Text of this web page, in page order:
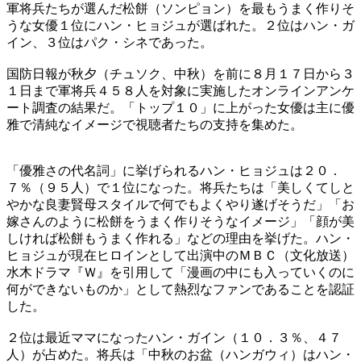
軍将兵たちが選んだ松餅（ソンピョン）を最もうまく作りそ
うな女優１位にハン・ヒョジュが選ばれた。２位はハン・ガ
イン、３位はパク・シネであった。
国防日報が秋夕（チュソク、中秋）を前に８月１７日から３
１日まで軍将兵４５８人を対象に実施したオンラインアンケ
ート調査の結果だ。「トップ１０」に上がった女優は主に優
雅で清純なイメージで視聴者たちの支持を集めた。
「優雅さの代名詞」に挙げられるハン・ヒョジュは２０．
７％（９５人）で１位になった。将兵たちは「美しくてしと
やかな良妻賢母スタイルで何でもよくやり遂げそうだ」「お
嫁さんのように松餅をうまく作りそうなイメージ」「顔が美
しければ松餅もうまく作れる」などの理由を挙げた。ハン・
ヒョジュが現在ヒロインとして出演中のＭＢＣ（文化放送）
水木ドラマ『Ｗ』を引用して「漫画の中にも入っていくのに
何ができないものか」として熱烈なファンであることを認証
した。
２位は最近ママになったハン・ガイン（１０．３％、４７
人）が占めた。将兵は「中秋のお盆（ハンガウィ）はハン・